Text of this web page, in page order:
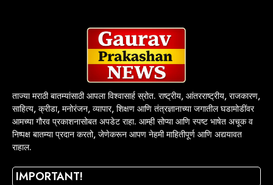
ताज्या मराठी बातम्यांसाठी आपला विश्वासार्ह स्रोत. राष्ट्रीय, आंतरराष्ट्रीय, राजकारण,
साहित्य, क्रीडा, मनोरंजन, व्यापार, शिक्षण आणि तंत्रज्ञानाच्या जगातील घडामोडींवर
आमच्या गौरव प्रकाशनासोबत अपडेट राहा. आम्ही सोप्या आणि स्पष्ट भाषेत अचूक व
निष्पक्ष बातम्या प्रदान करतो, जेणेकरून आपण नेहमी माहितीपूर्ण आणि अद्ययावत
राहाल.
IMPORTANT!